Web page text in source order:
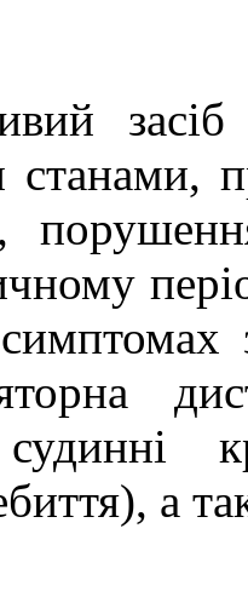
станами,
а